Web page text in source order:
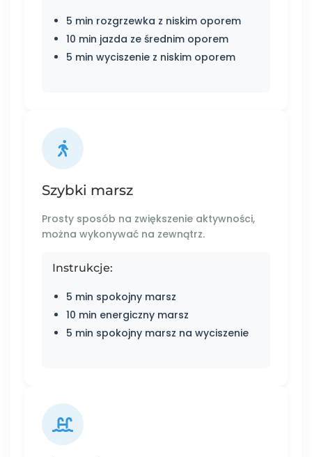
5 min rozgrzewka z niskim oporem
10 min jazda ze średnim oporem
5 min wyciszenie z niskim oporem
Szybki marsz
Prosty sposób na zwiększenie aktywności,
można wykonywać na zewnątrz.
Instrukcje:
5 min spokojny marsz
10 min energiczny marsz
5 min spokojny marsz na wyciszenie